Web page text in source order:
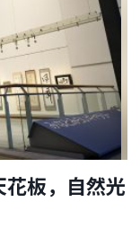
板，自然光